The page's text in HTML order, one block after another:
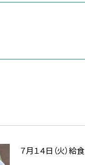
７月１４日（火）給食